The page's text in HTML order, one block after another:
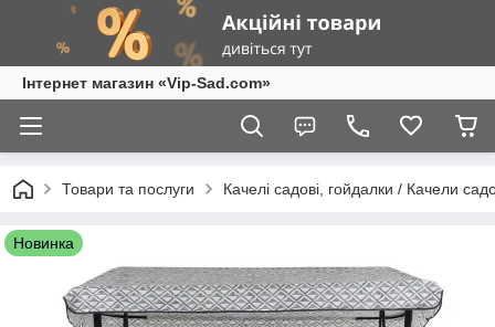
Інтернет магазин «Vip-Sad.com»
Товари та послуги Качелі садові, гойдалки / Качели
Новинка